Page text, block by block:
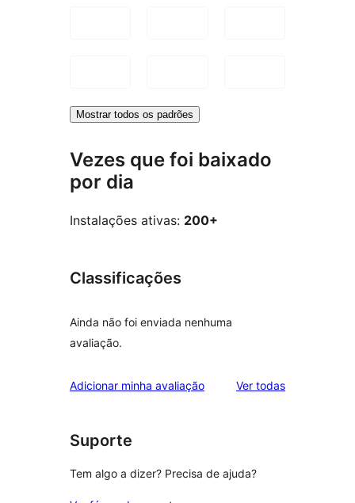
Mostrar todos os padrões
Vezes que foi baixado
por dia
Instalações ativas: 200+
Classificações
Ainda não foi enviada nenhuma
avaliação.
Adicionar minha avaliação Ver todasavaliações
Suporte
Tem algo a dizer? Precisa de ajuda?